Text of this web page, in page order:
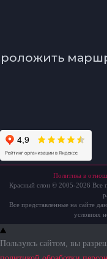
Политика в
Красный слон © 2005-2026 Все
Все представленные на сайте
условиях
Пользуясь сайтом, вы